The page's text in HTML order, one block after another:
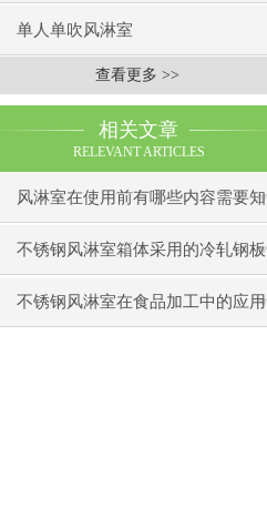
单人单吹风淋室
查看更多 >>
相关文章
RELEVANT ARTICLES
风淋室在使用前有哪些内容需要知
道下呢
不锈钢风淋室箱体采用的冷轧钢板
制造
不锈钢风淋室在食品加工中的应用